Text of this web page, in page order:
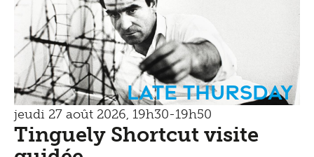
Late Thursday
jeudi 27 août 2026, 19h30-19h50
Tinguely Shortcut visite